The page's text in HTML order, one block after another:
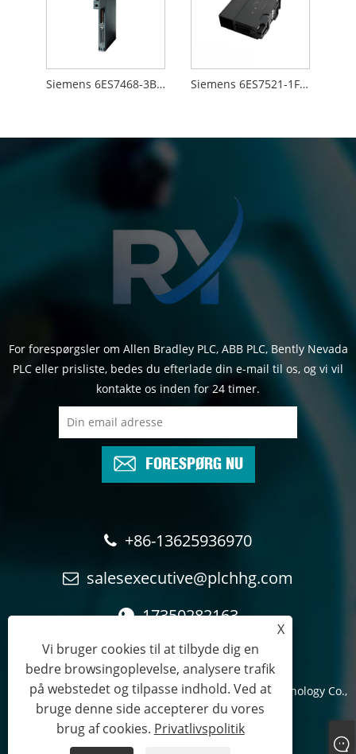
Siemens 6ES7468-3BB50-0AA0 Siemens 6ES7521-1FH00-0AA0
For forespørgsler om Allen Bradley PLC, ABB PLC, Bently Nevada
PLC eller prisliste, bedes du efterlade din e-mail til os, og vi vil
kontakte os inden for 24 timer.
FORESPØRG NU
+86-13625936970
salesexecutive@plchhg.com
17350282163
Copyright © 2024Zhangzhou Rayon Automation Technology Co.,
Ltd.- Alle rettigheder forbeholdes.
Links
Sitemap RSS XML Privatlivspolitik
X
Vi bruger cookies til at tilbyde dig en
bedre browsingoplevelse, analysere trafik
på webstedet og tilpasse indhold. Ved at
bruge denne side accepterer du vores
brug af cookies. Privatlivspolitik